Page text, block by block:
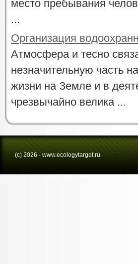
место пребывания
...
Организация
Атмосфера и тесно
незначительную часть
жизни на Земле и в
чрезвычайно велика ...
(с) 2026 - www.ecologytarget.ru